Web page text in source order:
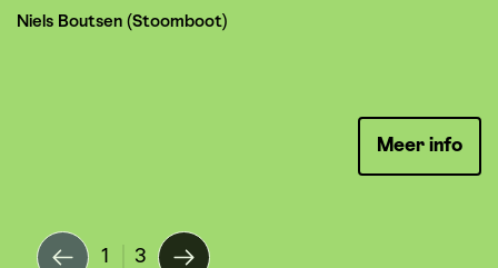
Niels Boutsen (Stoomboot)
Meer info
1 3